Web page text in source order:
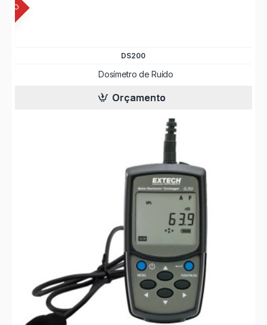
DS200
Dosímetro de Ruído
Orçamento